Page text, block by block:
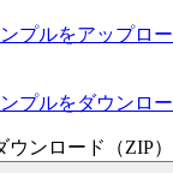
プルをアップロ
プルをダウンロ
ンロード（ZIP）